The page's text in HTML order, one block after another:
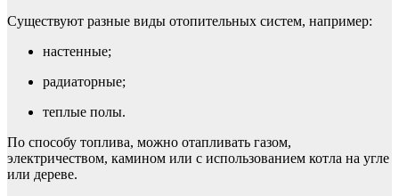
Существуют разные виды отопительных систем, например:
настенные;
радиаторные;
теплые полы.
По способу топлива, можно отапливать газом,
электричеством, камином или с использованием котла на угле
или дереве.